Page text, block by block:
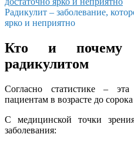
Радикулит – заболевание,
ярко и неприятно
Кто и почему
радикулитом
Согласно статистике –
пациентам в возрасте до сорока
С медицинской точки
заболевания: